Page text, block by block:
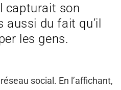
capturait son
du fait qu’il
les gens.
social. En l’affichant,